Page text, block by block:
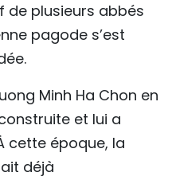
de plusieurs abbés
pagode s’est
Minh Ha Chon en
et lui a
cette époque, la
déjà